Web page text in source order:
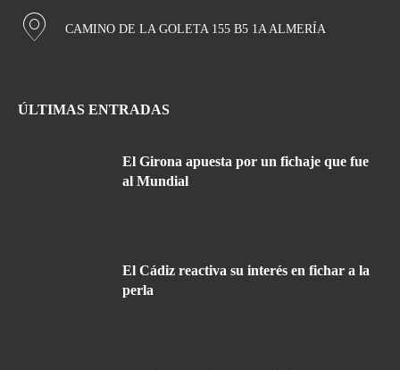
CAMINO DE LA GOLETA 155 B5 1A ALMERÍA
ÚLTIMAS ENTRADAS
El Girona apuesta por un fichaje que fue
al Mundial
El Cádiz reactiva su interés en fichar a la
perla